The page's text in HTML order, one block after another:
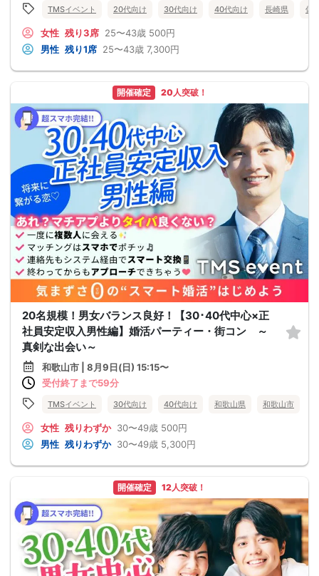
TMSイベント 20代向け 30代向け 40代向け 長崎県 佐
女性 残り3席 25〜43歳 500円
男性 残り1席 25〜43歳 7,300円
開催確定 20人突破！
20名規模！男女バランス良好！【30･40代中心×正
社員安定収入男性編】婚活パーティー・街コン ～
真剣な出会い～
和歌山市 | 8月9日(日) 15:15〜
受付終了まで59分
TMSイベント 30代向け 40代向け 和歌山県 和歌山市
女性 残りわずか 30〜49歳 500円
男性 残りわずか 30〜49歳 5,300円
開催確定 12人突破！